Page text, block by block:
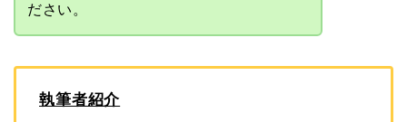
ださい。
執筆者紹介